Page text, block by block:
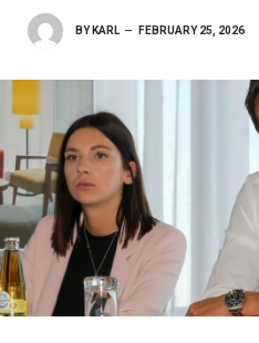
BY KARL FEBRUARY 25, 2026